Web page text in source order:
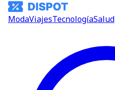
ModaViajesTecnologíaSalud